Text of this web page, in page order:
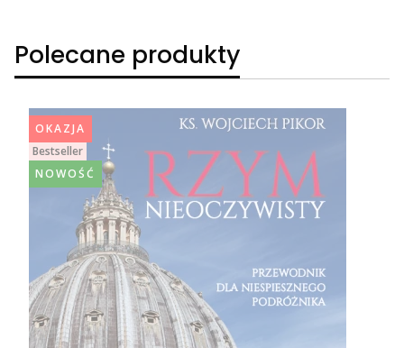
Polecane produkty
OKAZJA
Bestseller
NOWOŚĆ